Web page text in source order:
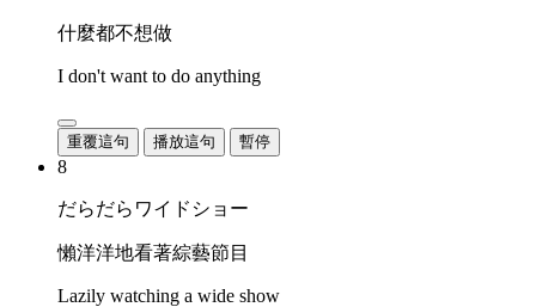
什麼都不想做
I don't want to do anything
重覆這句 播放這句 暫停
8
だらだらワイドショー
懶洋洋地看著綜藝節目
Lazily watching a wide show